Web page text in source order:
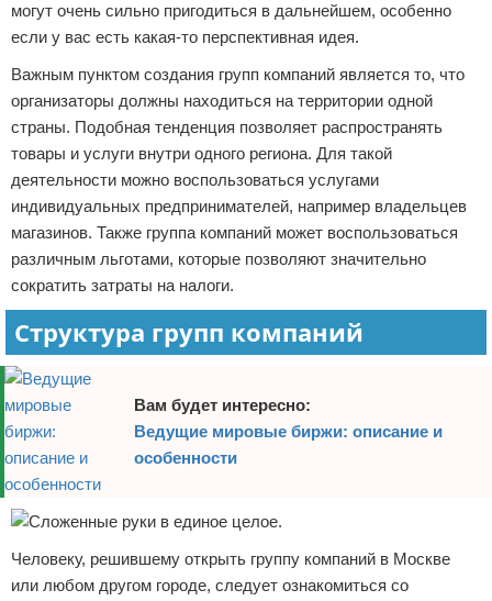
могут очень сильно пригодиться в дальнейшем, особенно
если у вас есть какая-то перспективная идея.
Важным пунктом создания групп компаний является то, что
организаторы должны находиться на территории одной
страны. Подобная тенденция позволяет распространять
товары и услуги внутри одного региона. Для такой
деятельности можно воспользоваться услугами
индивидуальных предпринимателей, например владельцев
магазинов. Также группа компаний может воспользоваться
различным льготами, которые позволяют значительно
сократить затраты на налоги.
Структура групп компаний
Вам будет интересно:
Ведущие мировые биржи: описание и
особенности
Человеку, решившему открыть группу компаний в Москве
или любом другом городе, следует ознакомиться со